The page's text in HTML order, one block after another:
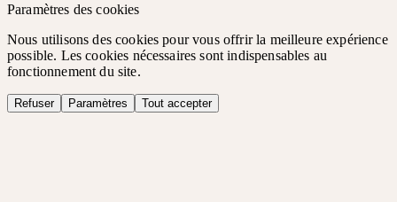
Paramètres des cookies
Nous utilisons des cookies pour vous offrir la meilleure expérience
possible. Les cookies nécessaires sont indispensables au
fonctionnement du site.
Refuser Paramètres Tout accepter